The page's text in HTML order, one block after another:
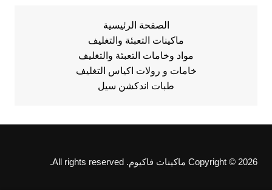
الصفحة الرئيسية
ماكينات التعبئة والتغليف
مواد وخامات التعبئة والتغليف
خامات و رولات اكياس التغليف
طبات اندكشن سيل
Copyright © 2026 ماكينات فاكيوم. All rights reserved.